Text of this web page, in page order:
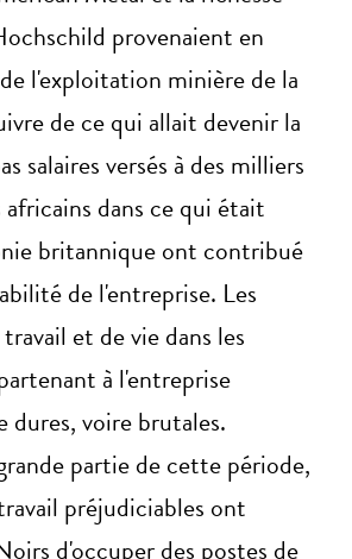
provenaient en
l'exploitation minière de la
de ce qui allait devenir la
salaires versés à des milliers
dans ce qui était
britannique ont contribué
de l'entreprise. Les
et de vie dans les
à l'entreprise
dures, voire brutales.
partie de cette période,
préjudiciables ont
d'occuper des postes de